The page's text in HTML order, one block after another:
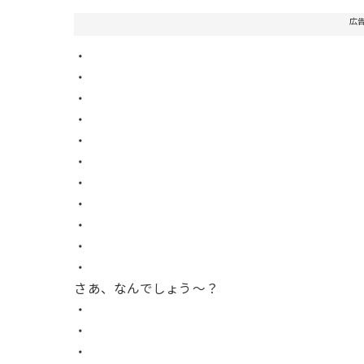
広
・
・
・
・
・
・
・
・
・
・
・
さあ、なんでしょう〜？
・
・
・